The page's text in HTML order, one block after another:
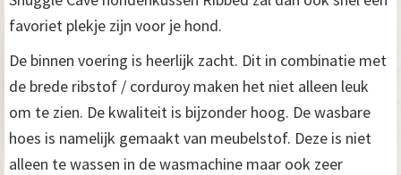
favoriet plekje zijn voor je hond.
De binnen voering is heerlijk zacht. Dit in combinatie met
de brede ribstof / corduroy maken het niet alleen leuk
om te zien. De kwaliteit is bijzonder hoog. De wasbare
hoes is namelijk gemaakt van meubelstof. Deze is niet
alleen te wassen in de wasmachine maar ook zeer